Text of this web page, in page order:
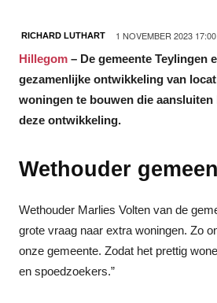
RICHARD LUTHART 1 NOVEMBER 2023 17:00
Hillegom – De gemeente Teylingen
gezamenlijke ontwikkeling van
woningen te bouwen die
deze ontwikkeling.
Wethouder
Wethouder Marlies Volten van de
grote vraag naar extra woningen. Zo
onze gemeente. Zodat het prettig
en spoedzoekers.”